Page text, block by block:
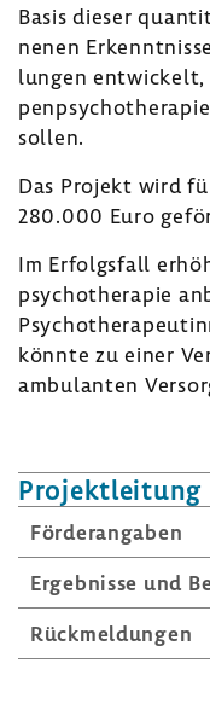
Basis dieser
nenen
lungen
sollen.
Das Projekt wird
280.000 Euro
Im Erfolgs­fall
psy­cho­the­rapie
könnte zu einer
ambu­lanten
Projekt­lei­tung
Förder­an­gaben
Ergeb­nisse und
Rück­mel­dungen